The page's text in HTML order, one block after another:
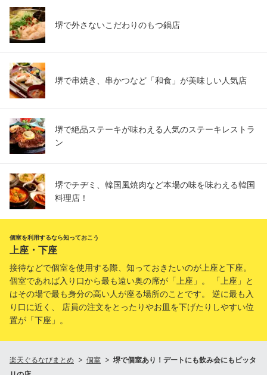
堺で外さないこだわりのもつ鍋店
堺で串焼き、串かつなど「和食」が美味しい人気店
堺で絶品ステーキが味わえる人気のステーキレストラ
ン
堺でチヂミ、韓国風焼肉など本場の味を味わえる韓国
料理店！
個室を利用するなら知っておこう
上座・下座
接待などで個室を使用する際、知っておきたいのが上座と下座。
個室であれば入り口から最も遠い奥の席が「上座」。 「上座」と
はその場で最も身分の高い人が座る場所のことです。 逆に最も入
り口に近く、 店員の注文をとったりやお皿を下げたりしやすい位
置が「下座」。
楽天ぐるなびまとめ 個室
堺で個室あり！デートにも飲み会にもピッタ